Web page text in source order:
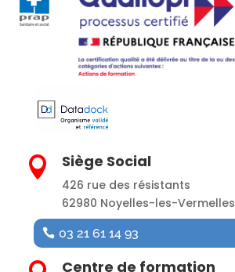
 Siège Social
426 rue des résistants
62980 Noyelles-les-Vermelles
03 21 61 14 93
Centre de formation